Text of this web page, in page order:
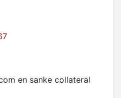
en sanke collateral